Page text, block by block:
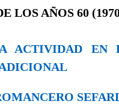
LOS AÑOS 60
ACTIVIDAD EN